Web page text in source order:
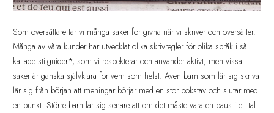
Som översättare tar vi många saker för givna när vi skriver och översätter.
Många av våra kunder har utvecklat olika skrivregler för olika språk i så
kallade stilguider*, som vi respekterar och använder aktivt, men vissa
saker är ganska självklara för vem som helst. Även barn som lär sig skriva
lär sig från början att meningar börjar med en stor bokstav och slutar med
en punkt. Större barn lär sig senare att om det måste vara en paus i ett tal